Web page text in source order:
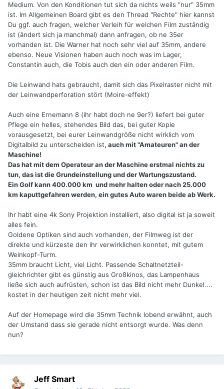
Medium. Von den Konditionen tut sich da nichts weils "nur" 35mm
ist. Im Allgemeinen Board gibt es den Thread "Rechte" hier kannst
Du ggf. auch fragen, welcher Verleih für welchen Film zuständig
ist (ändert sich ja manchmal) dann anfragen, ob ne 35er
vorhanden ist. Die Warner hat noch sehr viel auf 35mm, andere
ebenso. Neue Visionen haben auch noch was im Lager,
Constantin auch, die Tobis auch den ein oder anderen Film.
Die Leinwand hats gebraucht, damit sich das Pixelraster nicht mit
der Leinwandperforation stört (Moire-effekt)
Auch eine Ernemann 8 (ihr habt doch ne 9er?) liefert bei guter
Pflege ein helles, stehendes Bild das, bei guter Kopie
vorausgesetzt, bei eurer Leinwandgröße nicht wirklich vom
Digitalbild zu unterscheiden ist, auch mit "Amateuren" an der
Maschine!
Das hat mit dem Operateur an der Maschine erstmal nichts zu
tun, das ist die Grundeinstellung und der Wartungszustand.
Ein Golf kann 400.000 km und mehr halten oder nach 25.000
km kaputtgefahren werden, ein gutes Auto waren beide ab Werk.
Ihr habt eine 4k Sony Projektion installiert, also digital ist ja soweit
alles fein.
Goldene Optiken sind auch vorhanden, der Filmweg ist der
direkte und kürzeste den ihr verwirklichen konntet, mit gutem
Weinkopf-Turm.
35mm braucht Licht, viel Licht. Passende Schaltnetzteil-
gleichrichter gibt es günstig aus Großkinos, das Lampenhaus
ließe sich auch aufrüsten, schon ist das Bild nicht mehr Dunkel....
kostet in der heutigen zeit nicht mehr viel.
Auf der Homepage wird die 35mm Technik lobend erwähnt, auch
der Umstand dass sie gerade nicht entsorgt wurde. Was denn
nun?
Jeff Smart